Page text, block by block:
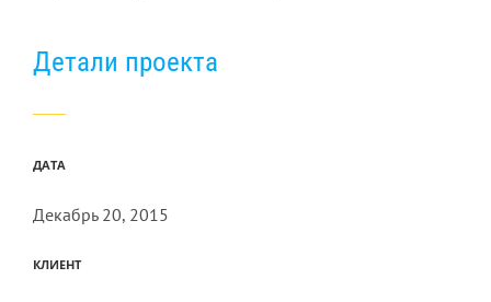
Детали проекта
ДАТА
Декабрь 20, 2015
КЛИЕНТ